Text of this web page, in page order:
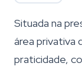
Situada na
área privativa
praticidade,